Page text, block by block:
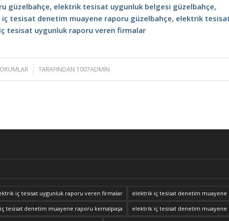
güzelbahçe, elektrik tesisat uygunluk belgesi güzelbahçe,
tesisat denetim muayene raporu güzelbahçe, elektrik
tesisat uygunluk raporu veren firmalar
/ TARAFINDAN 1007ADMIN
iç tesisat uygunluk raporu veren firmalar elektrik iç tesisat denetim muayene
tesisat denetim muayene raporu kemalpaşa elektrik iç tesisat denetim